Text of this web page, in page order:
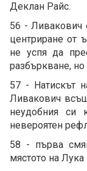
Деклан Райс.
56 - Ливакович
центриране от
не успя да
разбъркване, но
57 - Натискът
Ливакович
неудобния си
невероятен
58 - първа
мястото на